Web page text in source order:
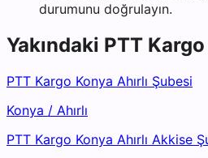
durumunu doğrulayın.
Yakındaki PTT Kargo
PTT Kargo Konya Ahırlı Şubesi
Konya / Ahırlı
PTT Kargo Konya Ahırlı Akkise